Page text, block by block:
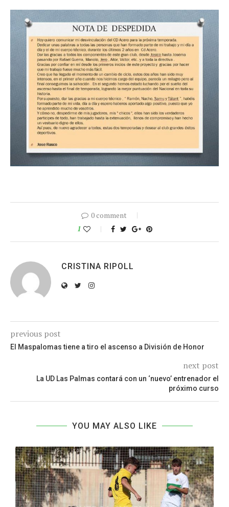
0 comment
1
CRISTINA RIPOLL
previous post
El Maspalomas tiene a tiro el ascenso a División de Honor
next post
La UD Las Palmas contará con un ‘nuevo’ entrenador el
próximo curso
YOU MAY ALSO LIKE